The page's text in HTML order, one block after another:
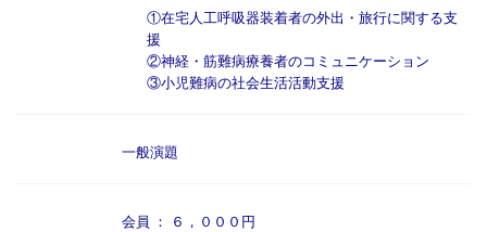
①在宅人工呼吸器装着者の外出・旅行に関する支
援
②神経・筋難病療養者のコミュニケーション
③小児難病の社会生活活動支援
一般演題
会員 ： ６，０００円